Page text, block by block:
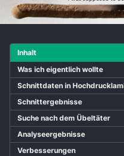
Inhalt
Was ich eigentlich wollte
Schnittdaten in
Schnittergebnisse
Suche nach dem Übeltäter
Analyseergebnisse
Verbesserungen